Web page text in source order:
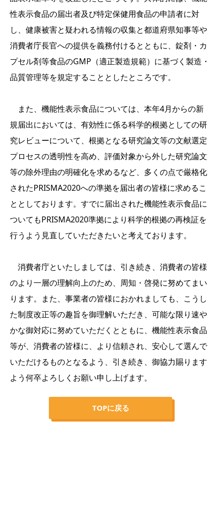
性表示食品の届出者及び特定保健用食品の申請者に対
し、健康被害と疑われる情報の収集と都道府県知事等や
消費者庁長官への提供を義務付けるとともに、錠剤・カ
プセル剤等食品のGMP（適正製造規範）に基づく製造・
品質管理等を規定することとしたところです。
また、機能性表示食品については、本年4月からの新
規届出においては、有効性に係る科学的根拠としての研
究レビューについて、根拠となる研究論文等の文献選定
プロセスの透明性を高め、評価対象から外した研究論文
等の除外理由の明確化を求めるなど、多くの点で厳格化
されたPRISMA2020への準拠を届出者の皆様に求めるこ
ととしております。すでに届出された機能性表示食品に
ついてもPRISMA2020準拠により科学的根拠の再検証を
行うよう見直していただきたいと考えております。
消費者庁といたしましては、引き続き、消費者の皆様
のより一層の理解向上のため、周知・啓発に努めてまい
ります。また、事業者の皆様におかれましても、こうし
た制度改正等の趣旨を御理解いただき、可能な限り速や
かな御対応に努めていただくとともに、機能性表示食品
等が、消費者の皆様に、より信頼され、安心して選んで
いただけるものとなるよう、引き続き、御協力賜ります
よう何卒よろしくお願い申し上げます。
TOPに戻る